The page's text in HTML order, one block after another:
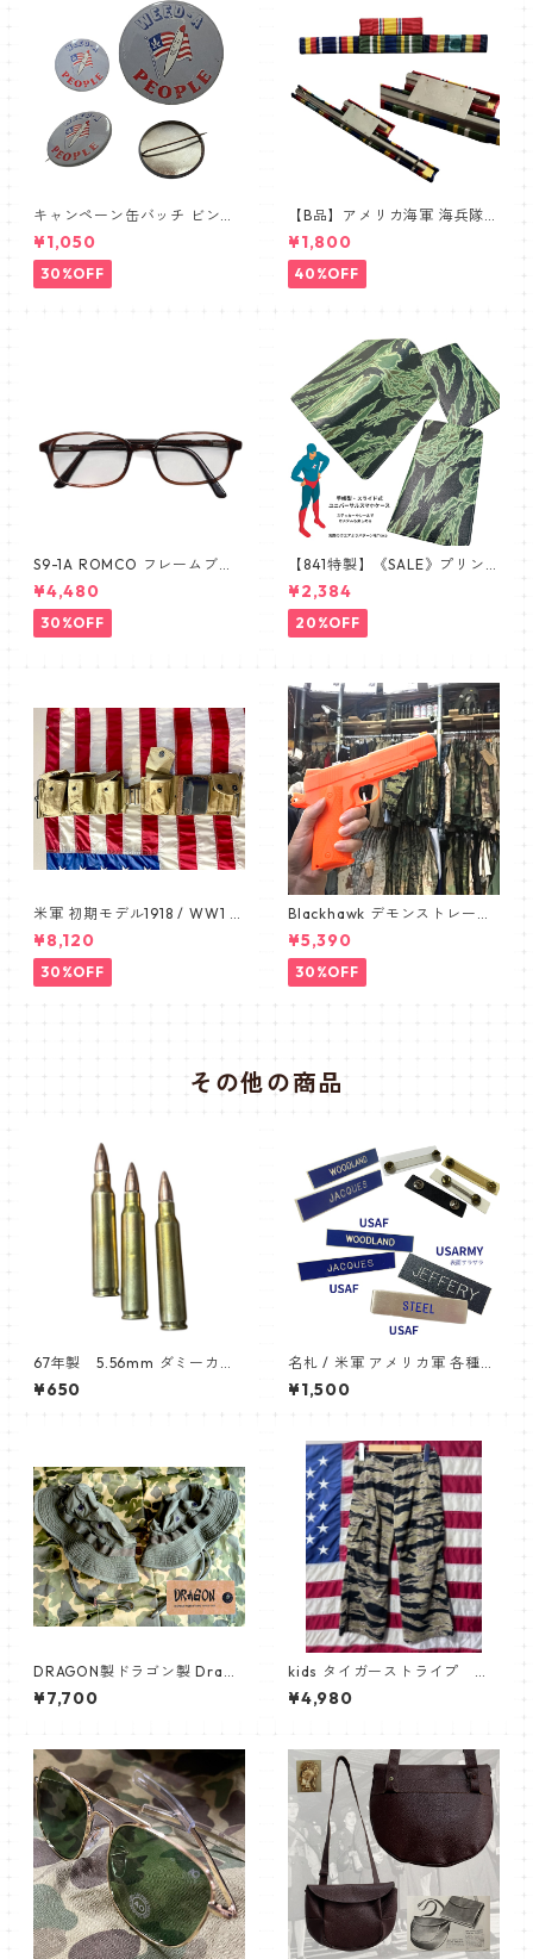
キャンペーン缶バッチ ビンテ
ージ vintage USA FLAG
¥1,050
30%OFF
【B品】アメリカ海軍 海兵隊
① リボンバー 略綬SALE
¥1,800
40%OFF
S9-1A ROMCO フレームブラ
ウン レンズあり眼鏡 めがね 新
品 デッドストック 米軍放出品
¥4,480
30%OFF
【841特製】《SALE》プリン
トミス 手帳型スマホケース 南
ベトナム ARVN タイガースト
ライプ ERDL ブラッドケーキ
手帳型スマホケース ユニバー
¥2,384
20%OFF
米軍 初期モデル1918 / WW1 B
AR BELT /バーベルト デッド
ストック カップ付き 1911
¥8,120
30%OFF
Blackhawk デモンストレーシ
ョン 1911 オレンジ ピスト
ル pistol
¥5,390
30%OFF
その他の商品
67年製 5.56mm ダミーカー
ト
¥650
名札 / 米軍 アメリカ軍 各種販
売中 / ネームプレート / USAF
USARMY NAMEPLATE
¥1,500
DRAGON製ドラゴン製 Drago
n.co ベトナム ナム戦 ODブー
ニーハットOG107 トロピカル
¥7,700
kids タイガーストライプ パ
ンツ
¥4,980